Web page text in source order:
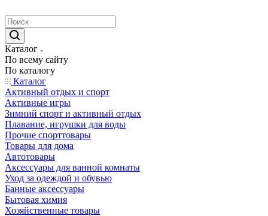
Каталог
По всему сайту
По каталогу
Каталог
Активный отдых и спорт
Активные игры
Зимний спорт и активный отдых
Плавание, игрушки для воды
Прочие спорттовары
Товары для дома
Автотовары
Аксессуары для ванной комнаты
Уход за одеждой и обувью
Банные аксессуары
Бытовая химия
Хозяйственные товары